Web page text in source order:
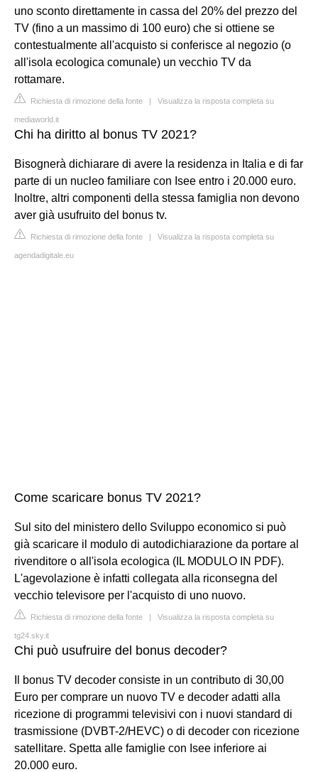
uno sconto direttamente in cassa del 20% del prezzo del
TV (fino a un massimo di 100 euro) che si ottiene se
contestualmente all'acquisto si conferisce al negozio (o
all'isola ecologica comunale) un vecchio TV da
rottamare.
Richiesta di rimozione della fonte | Visualizza la risposta completa su
mediaworld.it
Chi ha diritto al bonus TV 2021?
Bisognerà dichiarare di avere la residenza in Italia e di far
parte di un nucleo familiare con Isee entro i 20.000 euro.
Inoltre, altri componenti della stessa famiglia non devono
aver già usufruito del bonus tv.
Richiesta di rimozione della fonte | Visualizza la risposta completa su
agendadigitale.eu
Come scaricare bonus TV 2021?
Sul sito del ministero dello Sviluppo economico si può
già scaricare il modulo di autodichiarazione da portare al
rivenditore o all'isola ecologica (IL MODULO IN PDF).
L'agevolazione è infatti collegata alla riconsegna del
vecchio televisore per l'acquisto di uno nuovo.
Richiesta di rimozione della fonte | Visualizza la risposta completa su
tg24.sky.it
Chi può usufruire del bonus decoder?
Il bonus TV decoder consiste in un contributo di 30,00
Euro per comprare un nuovo TV e decoder adatti alla
ricezione di programmi televisivi con i nuovi standard di
trasmissione (DVBT-2/HEVC) o di decoder con ricezione
satellitare. Spetta alle famiglie con Isee inferiore ai
20.000 euro.